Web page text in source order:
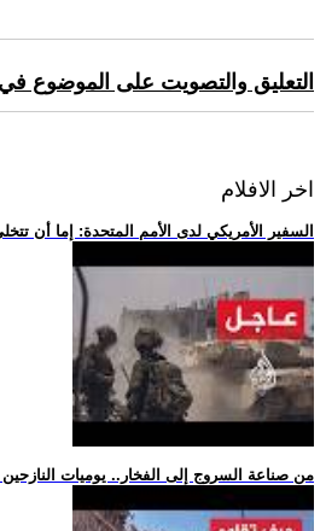
التعليق والتصويت على الموضوع
اخر الافلام
.. السفير الأمريكي لدى الأمم المتحدة: إما أن
.. من صناعة السروج إلى الفخار.. يوميات